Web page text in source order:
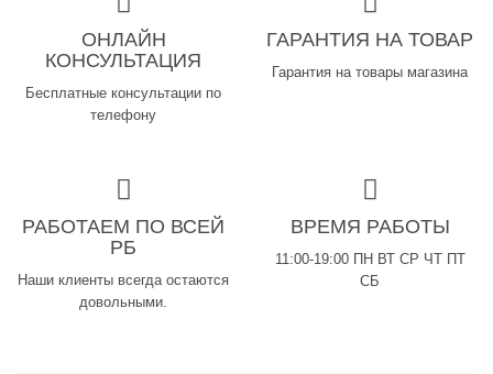
ОНЛАЙН
КОНСУЛЬТАЦИЯ
Бесплатные консультации по
телефону
ГАРАНТИЯ НА ТОВАР
Гарантия на товары магазина
РАБОТАЕМ ПО ВСЕЙ
РБ
Наши клиенты всегда остаются
довольными.
ВРЕМЯ РАБОТЫ
11:00-19:00 ПН ВТ СР ЧТ ПТ
СБ